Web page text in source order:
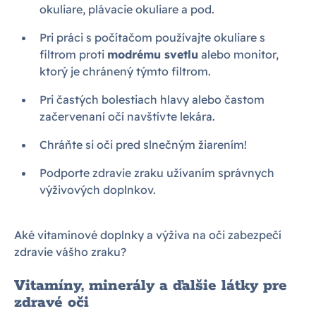
okuliare, plávacie okuliare a pod.
Pri práci s počítačom používajte okuliare s
filtrom proti modrému svetlu alebo monitor,
ktorý je chránený týmto filtrom.
Pri častých bolestiach hlavy alebo častom
začervenaní očí navštívte lekára.
Chráňte si oči pred slnečným žiarením!
Podporte zdravie zraku užívaním správnych
výživových doplnkov.
Aké vitamínové doplnky a výživa na oči zabezpečí
zdravie vášho zraku?
Vitamíny, minerály a ďalšie látky pre
zdravé oči